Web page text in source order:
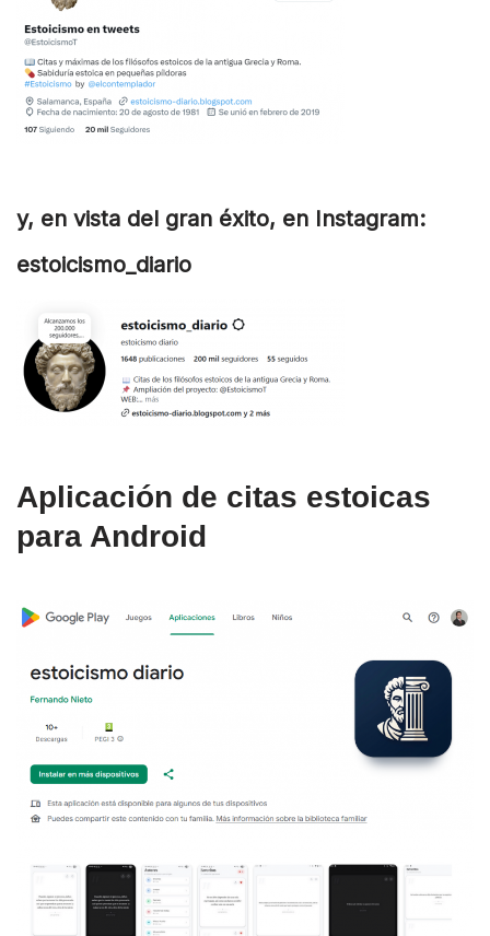
y, en vista del gran éxito, en Instagram:
estoicismo_diario
Aplicación de citas estoicas
para Android